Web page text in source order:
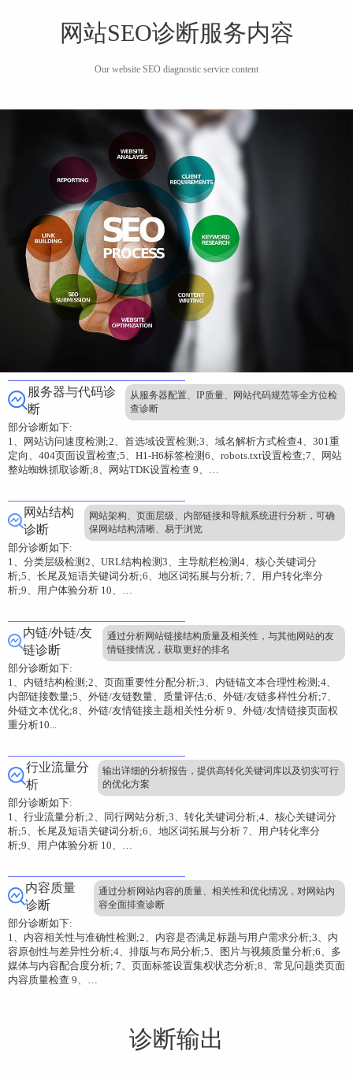
网站SEO诊断服务内容
Our website SEO diagnostic service content
服务器与代码诊
断
从服务器配置、IP质量、网站代码规范等全方位检
查诊断
部分诊断如下:
1、网站访问速度检测;2、首选域设置检测;3、域名解析方式检查4、301重
定向、404页面设置检查;5、H1-H6标签检测6、robots.txt设置检查;7、网站
整站蜘蛛抓取诊断;8、网站TDK设置检查 9、…
网站结构
诊断
网站架构、页面层级、内部链接和导航系统进行分析，可确
保网站结构清晰、易于浏览
部分诊断如下:
1、分类层级检测2、URL结构检测3、主导航栏检测4、核心关键词分
析;5、长尾及短语关键词分析;6、地区词拓展与分析; 7、用户转化率分
析;9、用户体验分析 10、…
内链/外链/友
链诊断
通过分析网站链接结构质量及相关性，与其他网站的友
情链接情况，获取更好的排名
部分诊断如下:
1、内链结构检测;2、页面重要性分配分析;3、内链锚文本合理性检测;4、
内部链接数量;5、外链/友链数量、质量评估;6、外链/友链多样性分析;7、
外链文本优化;8、外链/友情链接主题相关性分析 9、外链/友情链接页面权
重分析10...
行业流量分
析
输出详细的分析报告，提供高转化关键词库以及切实可行
的优化方案
部分诊断如下:
1、行业流量分析;2、同行网站分析;3、转化关键词分析;4、核心关键词分
析;5、长尾及短语关键词分析;6、地区词拓展与分析 7、用户转化率分
析;9、用户体验分析 10、…
内容质量
诊断
通过分析网站内容的质量、相关性和优化情况，对网站内
容全面排查诊断
部分诊断如下:
1、内容相关性与准确性检测;2、内容是否满足标题与用户需求分析;3、内
容原创性与差异性分析;4、排版与布局分析;5、图片与视频质量分析;6、多
媒体与内容配合度分析; 7、页面标签设置集权状态分析;8、常见问题类页面
内容质量检查 9、…
诊断输出